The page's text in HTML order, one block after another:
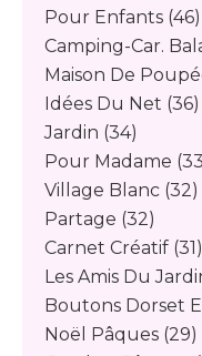
Pour Enfants (46)
Camping-Car.
Maison De
Idées Du Net (36)
Jardin (34)
Pour Madame
Village Blanc (32)
Partage (32)
Carnet Créatif (31)
Les Amis Du
Boutons Dorset
Noël Pâques (29)